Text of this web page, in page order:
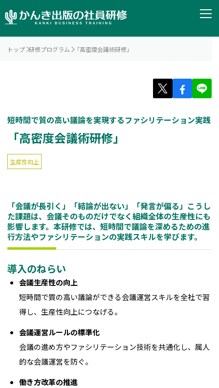
トップ 研修プログラム 「高密度会議術研修」
短時間で質の高い議論を実現するファシリテーション実践
「高密度会議術研修」
生産性向上
「会議が長引く」「結論が出ない」「発言が偏る」こうし
た課題は、会議そのものだけでなく組織全体の生産性にも
影響します。本研修では、短時間で議論を深めるための進
行方法やファシリテーションの実践スキルを学びます。
導入のねらい
会議生産性の向上
短時間で質の高い議論ができる会議運営スキルを全社で習
得し、生産性向上につなげる。
会議運営ルールの標準化
会議の進め方やファシリテーション技術を共通化し、属人
的な会議運営を防ぐ。
働き方改革の推進